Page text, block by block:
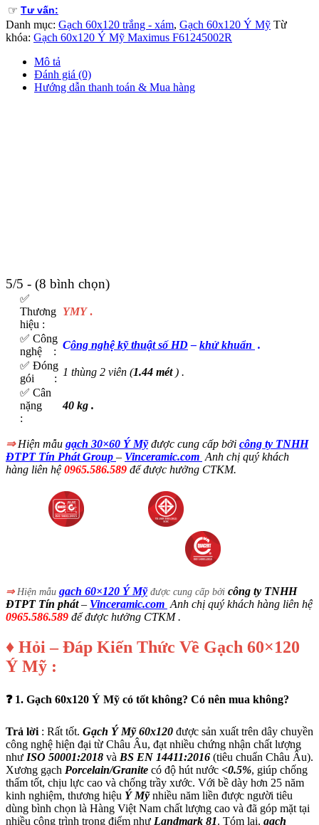
☞ Tư vấn:
Danh mục: Gạch 60x120 trắng - xám, Gạch 60x120 Ý Mỹ Từ
khóa: Gạch 60x120 Ý Mỹ Maximus F61245002R
Mô tả
Đánh giá (0)
Hướng dẫn thanh toán & Mua hàng
5/5 - (8 bình chọn)
✅
Thương
hiệu :
YMY.
✅ Công
nghệ :
Công nghệ kỹ thuật số HD– khử khuẩn .
✅ Đóng
gói :
1 thùng 2 viên (1.44 mét) .
✅ Cân
nặng
:
40 kg .
⇒Hiện mẫu gạch 30×60 Ý Mỹđược cung cấp bởi công ty TNHH
ĐTPT Tín Phát Group – Vinceramic.com Anh chị quý khách
hàng liên hệ0965.586.589 để được hưởng CTKM.
⇒ Hiện mẫu gach 60×120 Ý Mỹđược cung cấp bởi công ty TNHH
ĐTPT Tín phát– Vinceramic.com Anh chị quý khách hàng liên hệ
0965.586.589 để được hưởng CTKM .
♦ Hỏi – Đáp Kiến Thức Về Gạch 60×120
Ý Mỹ :
❓ 1. Gạch 60x120 Ý Mỹ có tốt không? Có nên mua không?
Trả lời : Rất tốt. Gạch Ý Mỹ 60x120 được sản xuất trên dây chuyền
công nghệ hiện đại từ Châu Âu, đạt nhiều chứng nhận chất lượng
như ISO 50001:2018 và BS EN 14411:2016 (tiêu chuẩn Châu Âu).
Xương gạch Porcelain/Granite có độ hút nước <0.5%, giúp chống
thấm tốt, chịu lực cao và chống trầy xước. Với bề dày hơn 25 năm
kinh nghiệm, thương hiệu Ý Mỹnhiều năm liền được người tiêu
dùng bình chọn là Hàng Việt Nam chất lượng cao và đã góp mặt tại
nhiều công trình trọng điểm như Landmark 81. Tóm lại, gạch